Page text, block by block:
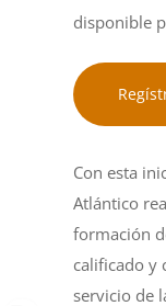
disponible
Con esta
Atlántico
formación
calificado y
servicio de